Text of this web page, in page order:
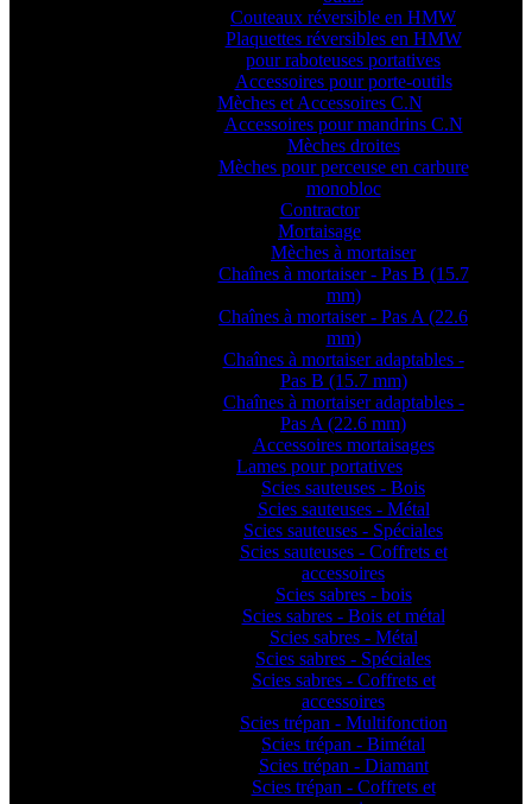
Couteaux réversible en HMW
Plaquettes réversibles en HMW
pour raboteuses portatives
Accessoires pour porte-outils
Mèches et Accessoires C.N
Accessoires pour mandrins C.N
Mèches droites
Mèches pour perceuse en carbure
monobloc
Contractor
Mortaisage
Mèches à mortaiser
Chaînes à mortaiser - Pas B (15.7
mm)
Chaînes à mortaiser - Pas A (22.6
mm)
Chaînes à mortaiser adaptables -
Pas B (15.7 mm)
Chaînes à mortaiser adaptables -
Pas A (22.6 mm)
Accessoires mortaisages
Lames pour portatives
Scies sauteuses - Bois
Scies sauteuses - Métal
Scies sauteuses - Spéciales
Scies sauteuses - Coffrets et
accessoires
Scies sabres - bois
Scies sabres - Bois et métal
Scies sabres - Métal
Scies sabres - Spéciales
Scies sabres - Coffrets et
accessoires
Scies trépan - Multifonction
Scies trépan - Bimétal
Scies trépan - Diamant
Scies trépan - Coffrets et